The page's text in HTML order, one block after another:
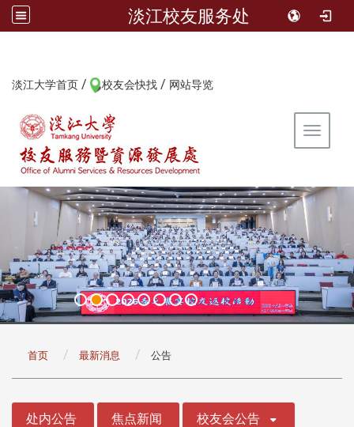
淡江校友服务处
淡江大学首页 / 校友会快找 / 网站导览
Toggle
首页 最新消息 公告
处内公告 焦点新闻 校友会公告